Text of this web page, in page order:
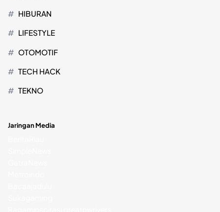
HIBURAN
LIFESTYLE
OTOMOTIF
TECH HACK
TEKNO
Jaringan Media